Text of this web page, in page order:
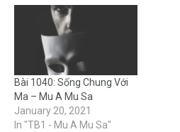
Bài 1040: Sống Chung Với
Ma – Mu A Mu Sa
January 20, 2021
In "TB1 - Mu A Mu Sa"